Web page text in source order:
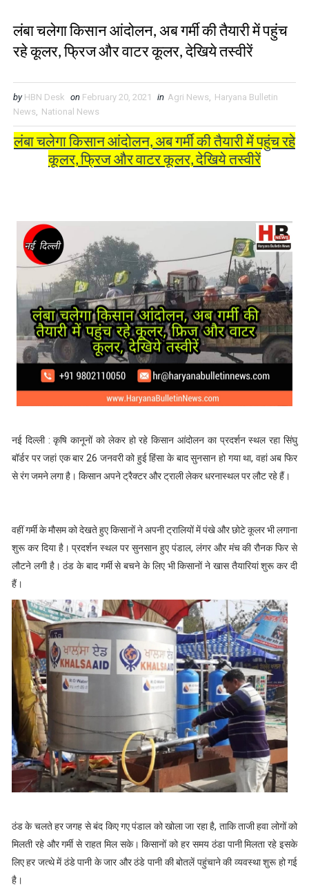
लंबा चलेगा किसान आंदोलन, अब गर्मी की तैयारी में पहुंच
रहे कूलर, फ्रिज और वाटर कूलर, देखिये तस्वीरें
by HBN Desk on February 20, 2021 in Agri News, Haryana Bulletin
News, National News
लंबा चलेगा किसान आंदोलन, अब गर्मी की तैयारी में पहुंच रहे
कूलर, फ्रिज और वाटर कूलर, देखिये तस्वीरें
नई दिल्ली : कृषि कानूनों को लेकर हो रहे किसान आंदोलन का प्रदर्शन स्थल रहा सिंघु
बॉर्डर पर जहां एक बार 26 जनवरी को हुई हिंसा के बाद सुनसान हो गया था, वहां अब फिर
से रंग जमने लगा है। किसान अपने ट्रैक्टर और ट्राली लेकर धरनास्थल पर लौट रहे हैं।
वहीं गर्मी के मौसम को देखते हुए किसानों ने अपनी ट्रालियों में पंखे और छोटे कूलर भी लगाना
शुरू कर दिया है। प्रदर्शन स्थल पर सुनसान हुए पंडाल, लंगर और मंच की रौनक फिर से
लौटने लगी है। ठंड के बाद गर्मी से बचने के लिए भी किसानों ने खास तैयारियां शुरू कर दी
हैं।
ठंड के चलते हर जगह से बंद किए गए पंडाल को खोला जा रहा है, ताकि ताजी हवा लोगों को
मिलती रहे और गर्मी से राहत मिल सके। किसानों को हर समय ठंडा पानी मिलता रहे इसके
लिए हर जत्थे में ठंडे पानी के जार और ठंडे पानी की बोतलें पहुंचाने की व्यवस्था शुरू हो गई
है।